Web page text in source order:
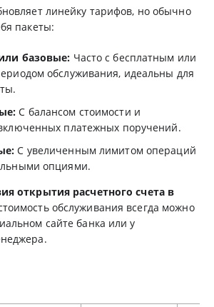
линейку тарифов, но обычно
пакеты:
базовые: Часто с бесплатным или
обслуживания, идеальны для
С балансом стоимости и
платежных поручений.
С увеличенным лимитом операций
опциями.
открытия расчетного счета в
обслуживания всегда можно
сайте банка или у